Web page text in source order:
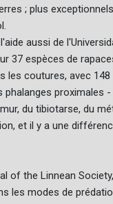
; plus
aussi de
37 espèces de
coutures, avec
du tibiotarse, du
et il y a une
of the Linnean
les modes de